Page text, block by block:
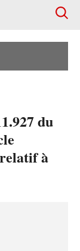
du
à